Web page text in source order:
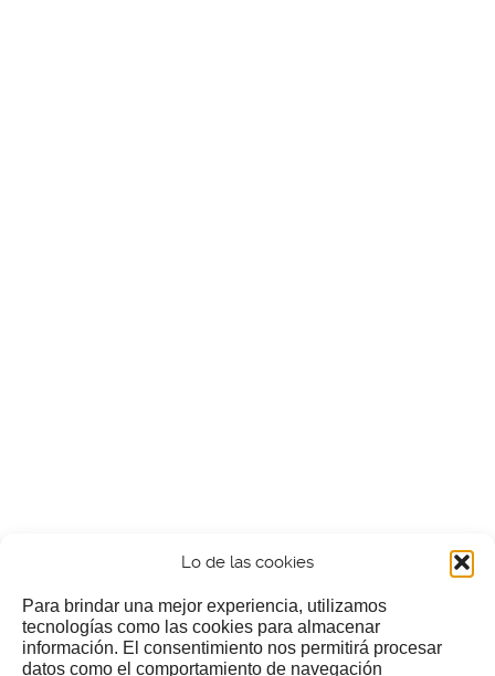
Lo de las cookies
Para brindar una mejor experiencia, utilizamos
tecnologías como las cookies para almacenar
información. El consentimiento nos permitirá procesar
datos como el comportamiento de navegación
¿Nos invitas a un cafecillo?